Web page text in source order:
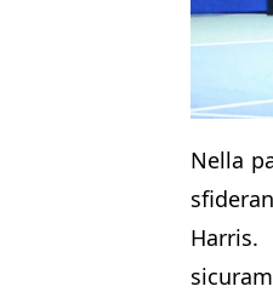
Nella